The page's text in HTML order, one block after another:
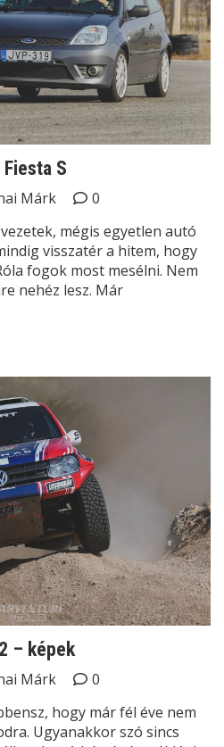
S
Márk
0
mégis egyetlen autó
visszatér a hitem, hogy
fogok most mesélni. Nem
nehéz lesz. Már
– képek
Márk
0
hogy már fél éve nem
Ugyanakkor szó sincs